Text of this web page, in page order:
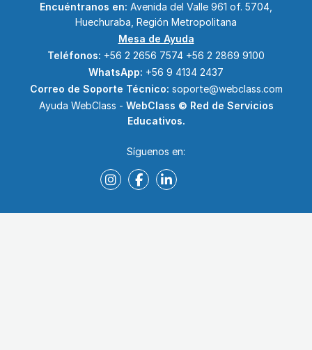
Encuéntranos en: Avenida del Valle 961 of. 5704,
Huechuraba, Región Metropolitana
Mesa de Ayuda
Teléfonos: +56 2 2656 7574 +56 2 2869 9100
WhatsApp: +56 9 4134 2437
Correo de Soporte Técnico: soporte@webclass.com
Ayuda WebClass - WebClass © Red de Servicios
Educativos.
Síguenos en: